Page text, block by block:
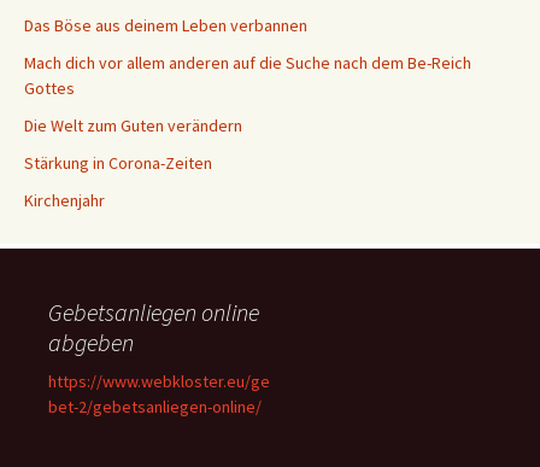
Das Böse aus deinem Leben verbannen
Mach dich vor allem anderen auf die Suche nach dem Be-Reich
Gottes
Die Welt zum Guten verändern
Stärkung in Corona-Zeiten
Kirchenjahr
Gebetsanliegen online
abgeben
https://www.webkloster.eu/ge
bet-2/gebetsanliegen-online/